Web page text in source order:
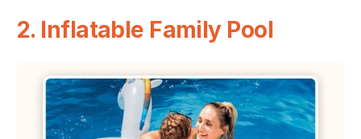
2. Inflatable Family Pool